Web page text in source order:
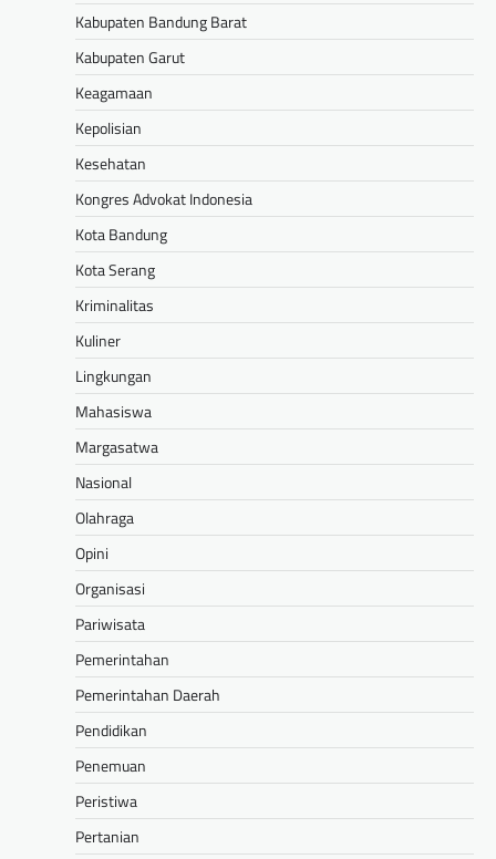
Kabupaten Bandung Barat
Kabupaten Garut
Keagamaan
Kepolisian
Kesehatan
Kongres Advokat Indonesia
Kota Bandung
Kota Serang
Kriminalitas
Kuliner
Lingkungan
Mahasiswa
Margasatwa
Nasional
Olahraga
Opini
Organisasi
Pariwisata
Pemerintahan
Pemerintahan Daerah
Pendidikan
Penemuan
Peristiwa
Pertanian